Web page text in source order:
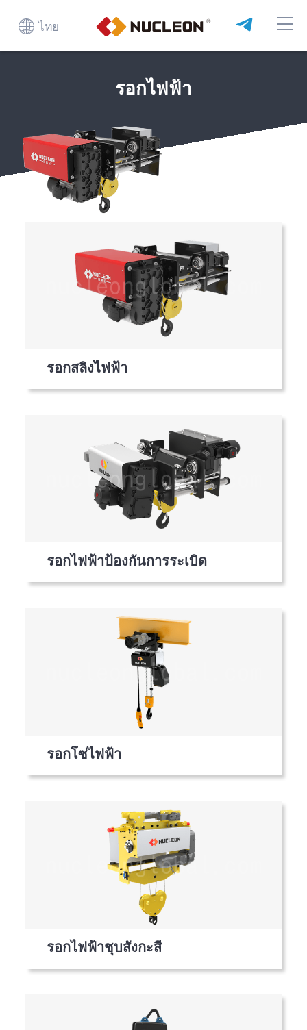
ไทย
รอกไฟฟ้า
รอกสลิงไฟฟ้า
รอกไฟฟ้าป้องกันการระเบิด
รอกโซ่ไฟฟ้า
รอกไฟฟ้าชุบสังกะสี